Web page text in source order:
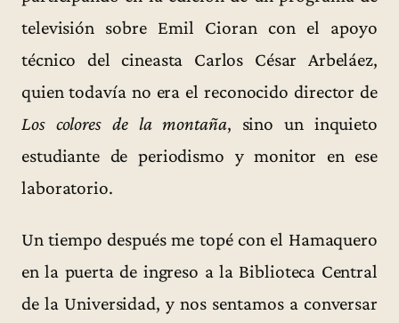
televisión sobre Emil Cioran con el apoyo
técnico del cineasta Carlos César Arbeláez,
quien todavía no era el reconocido director de
Los colores de la montaña, sino un inquieto
estudiante de periodismo y monitor en ese
laboratorio.
Un tiempo después me topé con el Hamaquero
en la puerta de ingreso a la Biblioteca Central
de la Universidad, y nos sentamos a conversar